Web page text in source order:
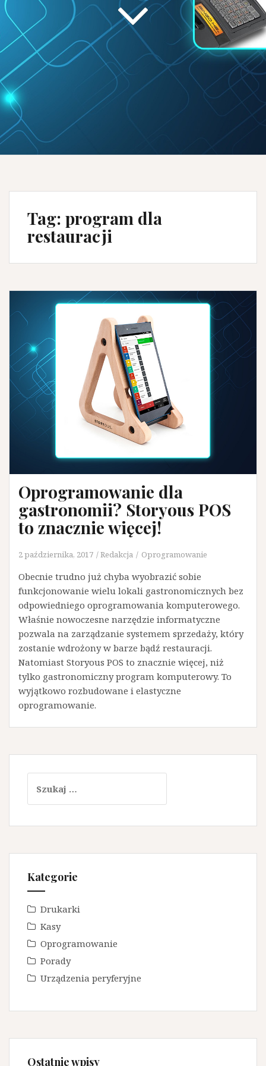
Tag: program dla
restauracji
Oprogramowanie dla
gastronomii? Storyous POS
to znacznie więcej!
2 października, 2017 Redakcja Oprogramowanie
Obecnie trudno już chyba wyobrazić sobie
funkcjonowanie wielu lokali gastronomicznych bez
odpowiedniego oprogramowania komputerowego.
Właśnie nowoczesne narzędzie informatyczne
pozwala na zarządzanie systemem sprzedaży, który
zostanie wdrożony w barze bądź restauracji.
Natomiast Storyous POS to znacznie więcej, niż
tylko gastronomiczny program komputerowy. To
wyjątkowo rozbudowane i elastyczne
oprogramowanie.
Kategorie
Drukarki
Kasy
Oprogramowanie
Porady
Urządzenia peryferyjne
Ostatnie wpisy